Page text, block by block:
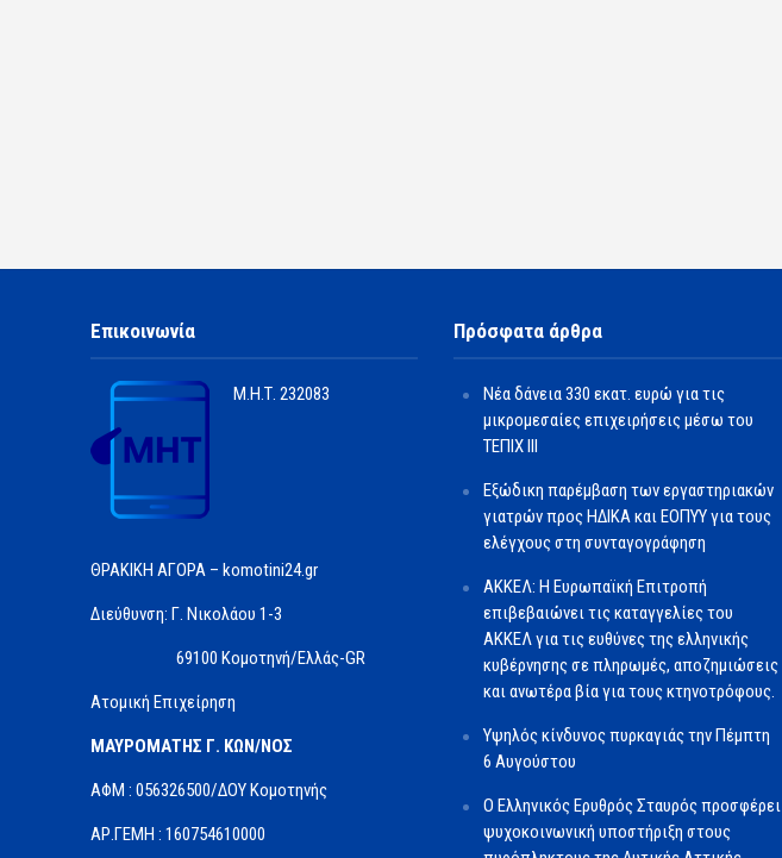
Επικοινωνία
Μ.Η.Τ. 232083
ΘΡΑΚΙΚΗ ΑΓΟΡΑ – komotini24.gr
Διεύθυνση: Γ. Νικολάου 1-3
69100 Κομοτηνή/Ελλάς-GR
Ατομική Επιχείρηση
ΜΑΥΡΟΜΑΤΗΣ Γ. ΚΩΝ/ΝΟΣ
ΑΦΜ : 056326500/ΔOΥ Κομοτηνής
ΑΡ.ΓΕΜΗ : 160754610000
Πρόσφατα άρθρα
Νέα δάνεια 330 εκατ. ευρώ για τις
μικρομεσαίες επιχειρήσεις μέσω του
ΤΕΠΙΧ ΙΙΙ
Εξώδικη παρέμβαση των εργαστηριακών
γιατρών προς ΗΔΙΚΑ και ΕΟΠΥΥ για τους
ελέγχους στη συνταγογράφηση
ΑΚΚΕΛ: Η Ευρωπαϊκή Επιτροπή
επιβεβαιώνει τις καταγγελίες του
ΑΚΚΕΛ για τις ευθύνες της ελληνικής
κυβέρνησης σε πληρωμές, αποζημιώσεις
και ανωτέρα βία για τους κτηνοτρόφους.
Υψηλός κίνδυνος πυρκαγιάς την Πέμπτη
6 Αυγούστου
Ο Ελληνικός Ερυθρός Σταυρός προσφέρει
ψυχοκοινωνική υποστήριξη στους